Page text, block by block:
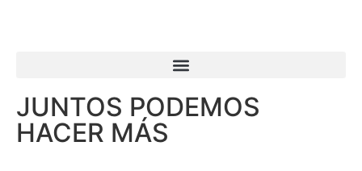
JUNTOS PODEMOS
HACER MÁS